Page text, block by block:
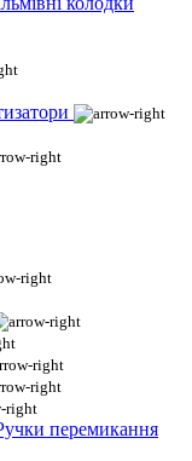
перемикання